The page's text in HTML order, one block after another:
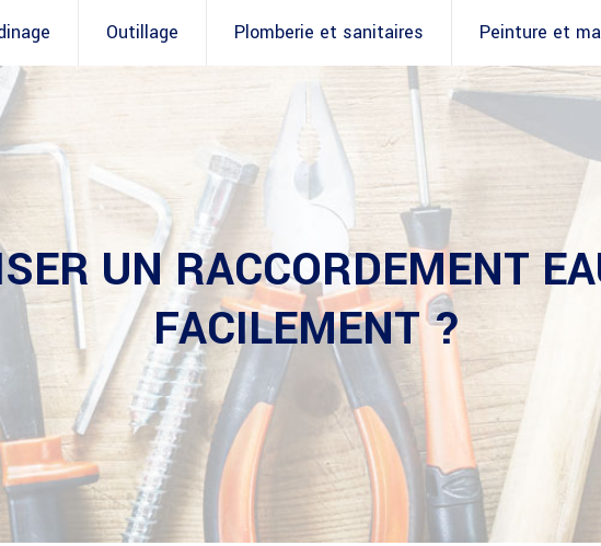
Outillage Plomberie et sanitaires Peinture et
UN RACCORDEMENT
FACILEMENT ?